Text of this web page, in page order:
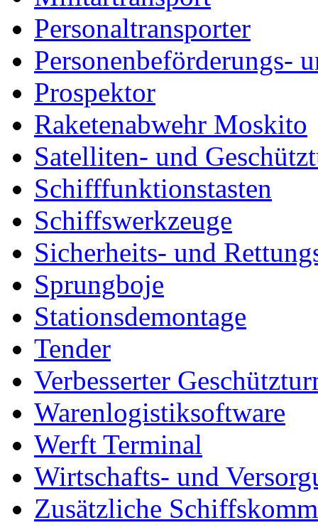
Personaltransporter
Personenbeförderungs-
Prospektor
Raketenabwehr Moskito
Satelliten- und
Schifffunktionstasten
Schiffswerkzeuge
Sicherheits- und
Sprungboje
Stationsdemontage
Tender
Verbesserter
Warenlogistiksoftware
Werft Terminal
Wirtschafts- und
Zusätzliche